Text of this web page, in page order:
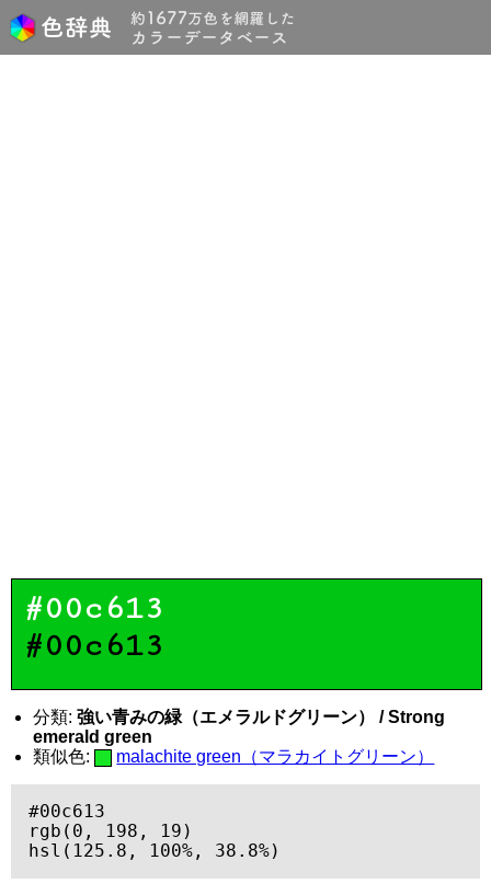
#00c613
#00c613
分類: 強い青みの緑（エメラルドグリーン） / Strong
emerald green
類似色:
malachite green（マラカイトグリーン）
#00c613
rgb(0, 198, 19)
hsl(125.8, 100%, 38.8%)